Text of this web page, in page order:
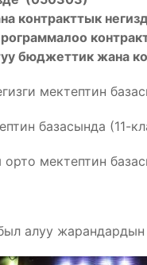
контракттык
бюджеттик жана
мектептин
базасында (11-
мектептин
алуу